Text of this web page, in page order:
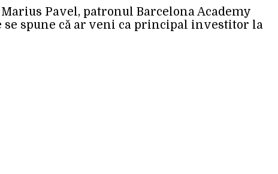
Pavel, patronul Barcelona Academy
se spune că ar veni ca principal investitor la